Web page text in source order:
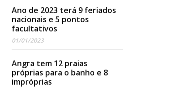
Ano de 2023 terá 9 feriados
nacionais e 5 pontos
facultativos
01/01/2023
Angra tem 12 praias
próprias para o banho e 8
impróprias